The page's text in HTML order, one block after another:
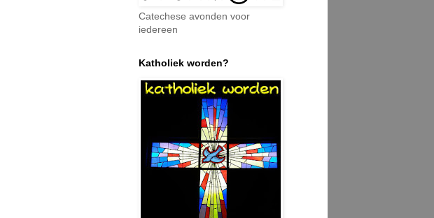
Catechese avonden voor
iedereen
Katholiek worden?